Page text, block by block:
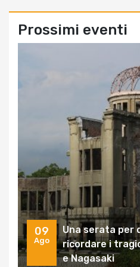
Prossimi eventi
09
Ago
Una serata per
ricordare i
e Nagasaki